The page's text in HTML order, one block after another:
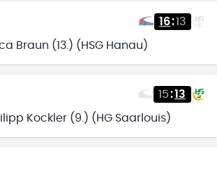
16:13
Braun (13.) (HSG Hanau)
15:13
Kockler (9.) (HG Saarlouis)